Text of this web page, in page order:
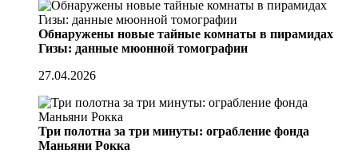
Обнаружены новые тайные комнаты в пирамидах
Гизы: данные мюонной томографии
27.04.2026
Три полотна за три минуты: ограбление фонда
Маньяни Рокка